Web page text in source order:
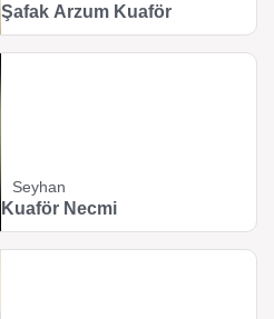
Şafak Arzum Kuaför
Seyhan
Kuaför Necmi